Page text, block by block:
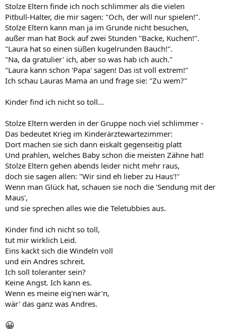
Stolze Eltern finde ich noch schlimmer als die vielen
Pitbull-Halter, die mir sagen: "Och, der will nur spielen!".
Stolze Eltern kann man ja im Grunde nicht besuchen,
außer man hat Bock auf zwei Stunden "Backe, Kuchen!".
"Laura hat so einen süßen kugelrunden Bauch!".
"Na, da gratulier' ich, aber so was hab ich auch."
"Laura kann schon 'Papa' sagen! Das ist voll extrem!"
Ich schau Lauras Mama an und frage sie: "Zu wem?"
Kinder find ich nicht so toll...
Stolze Eltern werden in der Gruppe noch viel schlimmer -
Das bedeutet Krieg im Kinderärztewartezimmer:
Dort machen sie sich dann eiskalt gegenseitig platt
Und prahlen, welches Baby schon die meisten Zähne hat!
Stolze Eltern gehen abends leider nicht mehr raus,
doch sie sagen allen: "Wir sind eh lieber zu Haus'!"
Wenn man Glück hat, schauen sie noch die 'Sendung mit der
Maus',
und sie sprechen alles wie die Teletubbies aus.
Kinder find ich nicht so toll,
tut mir wirklich Leid.
Eins kackt sich die Windeln voll
und ein Andres schreit.
Ich soll toleranter sein?
Keine Angst. Ich kann es.
Wenn es meine eig'nen wär'n,
wär' das ganz was Andres.
😀